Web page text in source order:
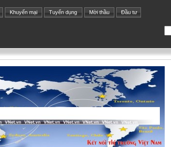
Khuyến mại Tuyển dụng Mời thầu Đầu tư